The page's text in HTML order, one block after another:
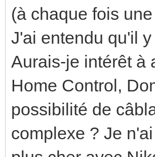
(à chaque fois
J'ai entendu qu'il
Aurais-je intérêt à
Home Control,
possibilité de
complexe ? Je